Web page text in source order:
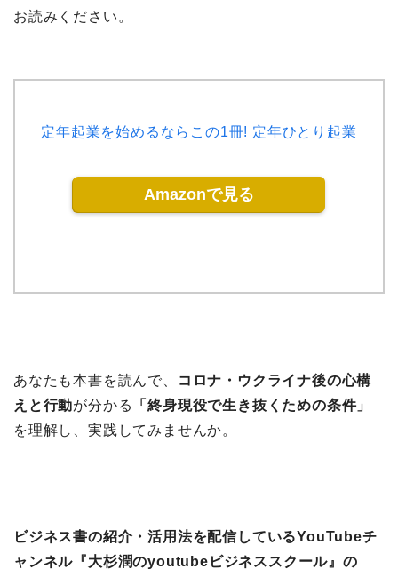
お読みください。
定年起業を始めるならこの1冊! 定年ひとり起業
Amazonで見る
あなたも本書を読んで、
コロナ・ウクライナ後の心構
えと行動が分かる
「終身現役で生き抜くための条件」
を理解し、実践してみませんか。
ビジネス書の紹介・活用法を配信しているYouTubeチ
ャンネル『大杉潤のyoutubeビジネススクール』の